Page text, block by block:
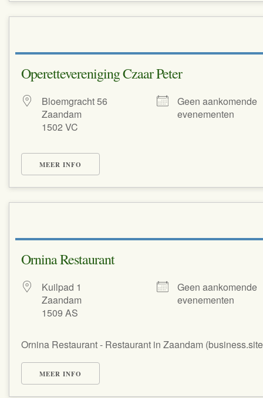
Operettevereniging Czaar Peter
Bloemgracht 56
Zaandam
1502 VC
Geen aankomende
evenementen
MEER INFO
Ornina Restaurant
Kuilpad 1
Zaandam
1509 AS
Geen aankomende
evenementen
Ornina Restaurant - Restaurant in Zaandam
MEER INFO